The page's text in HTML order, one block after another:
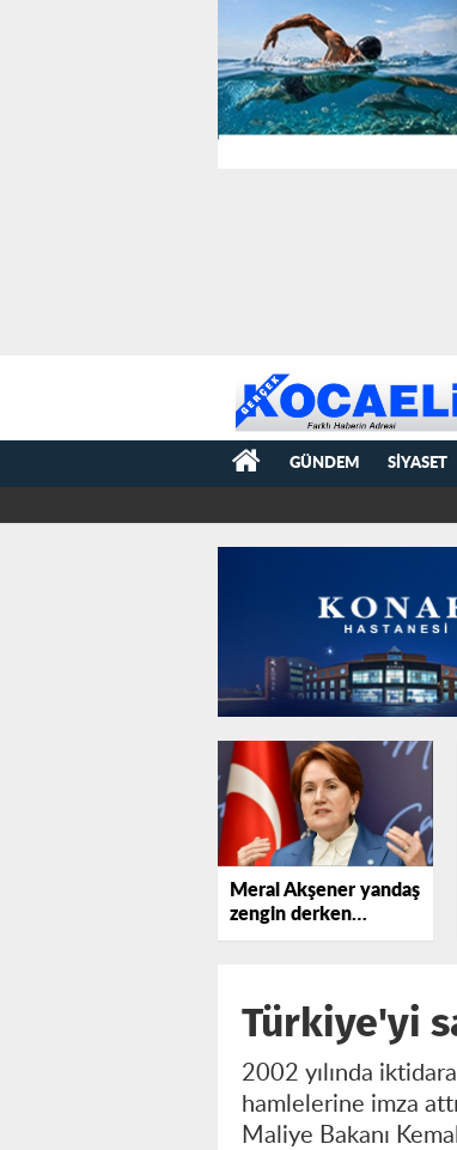
GÜNDEM SIYASET
Meral Akşener yandaş
zengin derken
partisine de bakmalı!
Türkiye'yi
2002 yılında
hamlelerine imza
Maliye Bakanı